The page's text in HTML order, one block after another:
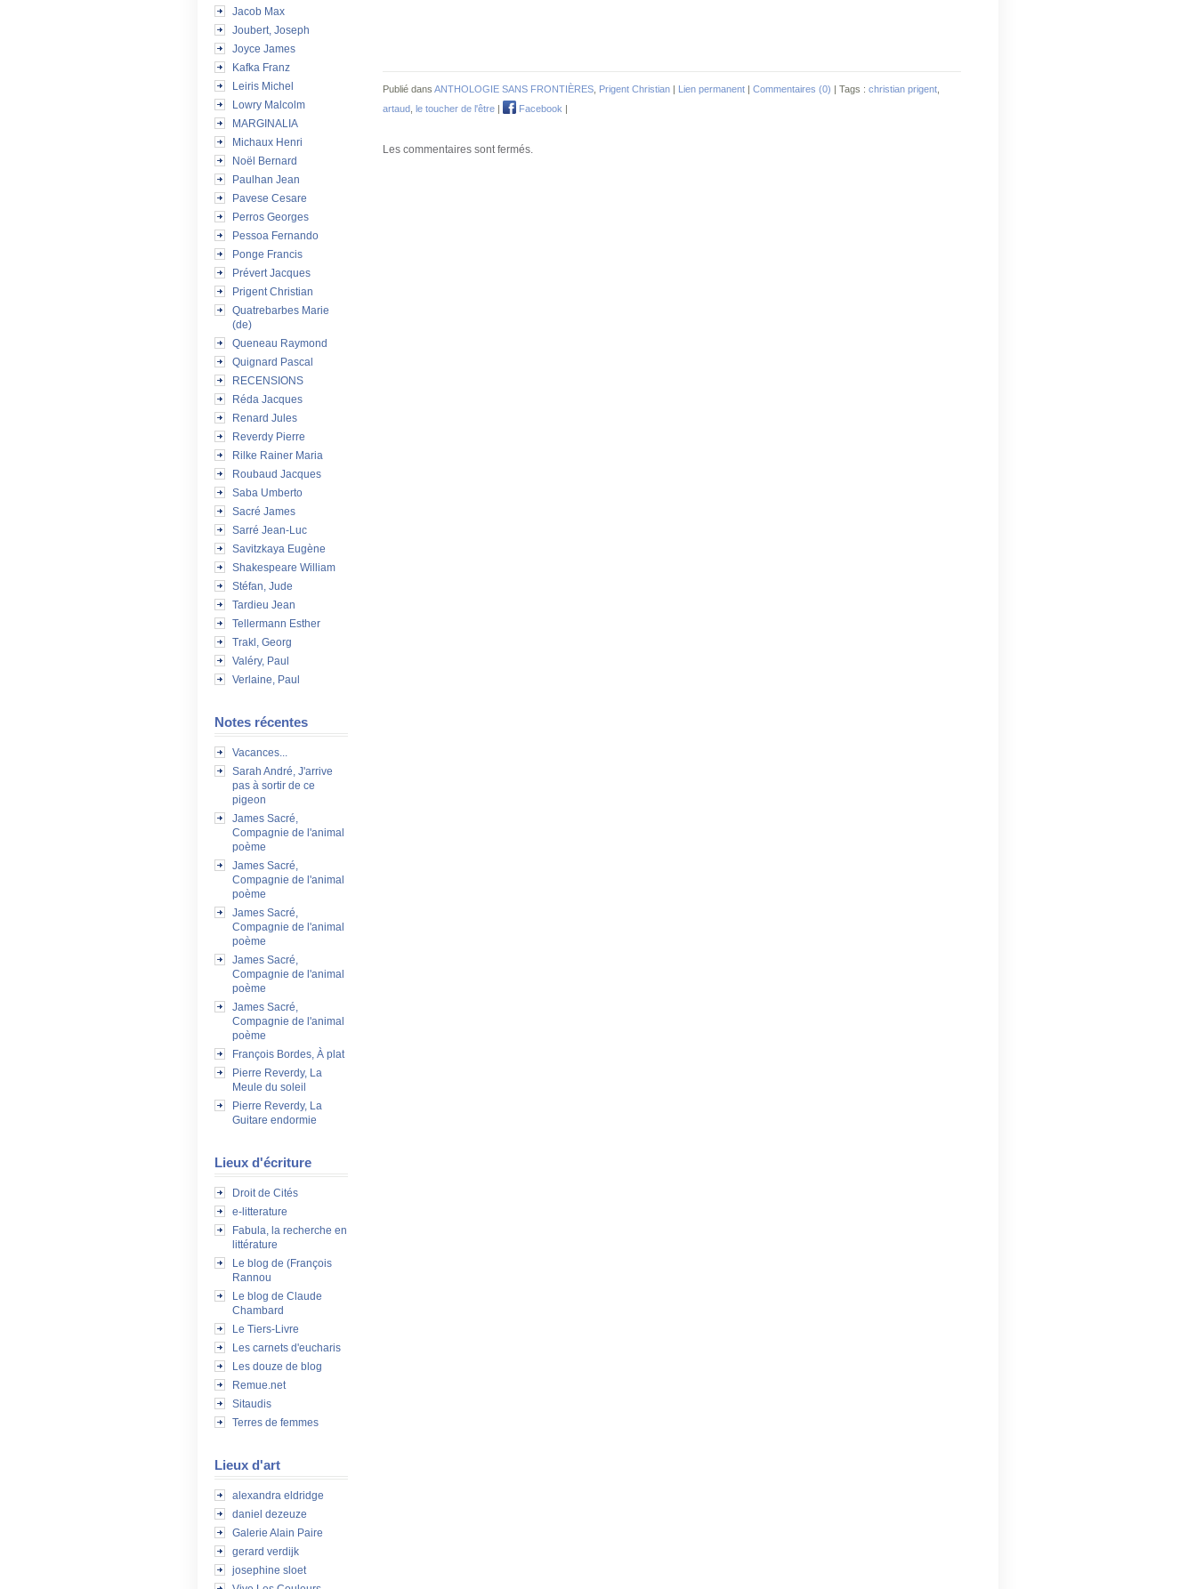
Jacob Max
Joubert, Joseph
Joyce James
Kafka Franz
Leiris Michel
Lowry Malcolm
MARGINALIA
Michaux Henri
Noël Bernard
Paulhan Jean
Pavese Cesare
Perros Georges
Pessoa Fernando
Ponge Francis
Prévert Jacques
Prigent Christian
Quatrebarbes Marie
(de)
Queneau Raymond
Quignard Pascal
RECENSIONS
Réda Jacques
Renard Jules
Reverdy Pierre
Rilke Rainer Maria
Roubaud Jacques
Saba Umberto
Sacré James
Sarré Jean-Luc
Savitzkaya Eugène
Shakespeare William
Stéfan, Jude
Tardieu Jean
Tellermann Esther
Trakl, Georg
Valéry, Paul
Verlaine, Paul
Notes récentes
Vacances...
Sarah André, J'arrive
pas à sortir de ce
pigeon
James Sacré,
Compagnie de l'animal
poème
James Sacré,
Compagnie de l'animal
poème
James Sacré,
Compagnie de l'animal
poème
James Sacré,
Compagnie de l'animal
poème
James Sacré,
Compagnie de l'animal
poème
François Bordes, À plat
Pierre Reverdy, La
Meule du soleil
Pierre Reverdy, La
Guitare endormie
Lieux d'écriture
Droit de Cités
e-litterature
Fabula, la recherche en
littérature
Le blog de (François
Rannou
Le blog de Claude
Chambard
Le Tiers-Livre
Les carnets d'eucharis
Les douze de blog
Remue.net
Sitaudis
Terres de femmes
Lieux d'art
alexandra eldridge
daniel dezeuze
Galerie Alain Paire
gerard verdijk
josephine sloet
Publié dans ANTHOLOGIE SANS FRONTIÈRES Prigent Christian | Lien permanent | Commentaires (0) | Tags : christian prigent
artaud le toucher de l'être | Facebook |
Les commentaires sont fermés.